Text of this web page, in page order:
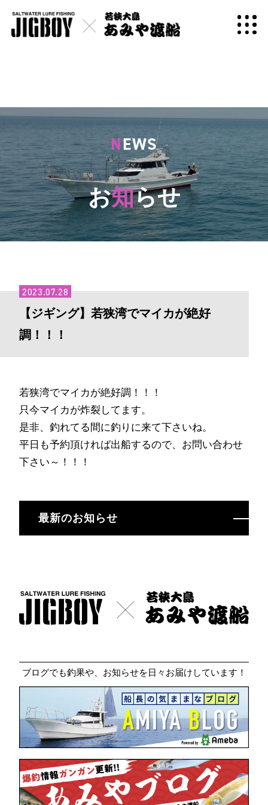
NEWS
お知らせ
【ジギング】若狭湾でマイカが絶好
調！！！
2023.07.28
若狭湾でマイカが絶好調！！！
只今マイカが炸裂してます。
是非、釣れてる間に釣りに来て下さいね。
平日も予約頂ければ出船するので、お問い合わせ
下さい～！！！
最新のお知らせ
ブログでも釣果や、お知らせを日々お届けしています！